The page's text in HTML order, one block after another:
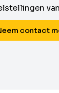
contact